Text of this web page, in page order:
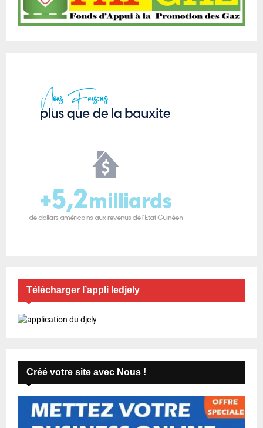
Télécharger l’appli ledjely
Créé votre site avec Nous !